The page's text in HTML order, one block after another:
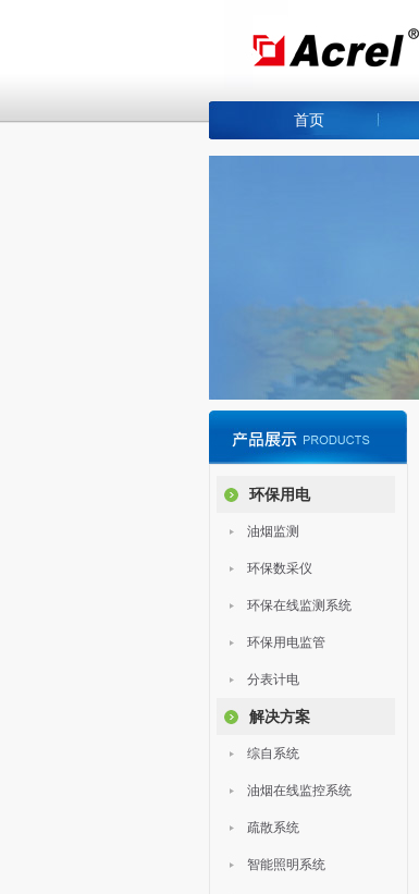
首页
环保用电
油烟监测
环保数采仪
环保在线监测系统
环保用电监管
分表计电
解决方案
综自系统
油烟在线监控系统
疏散系统
智能照明系统